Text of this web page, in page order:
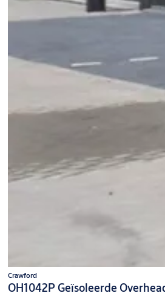
Crawford
OH1042P Geïsoleerde